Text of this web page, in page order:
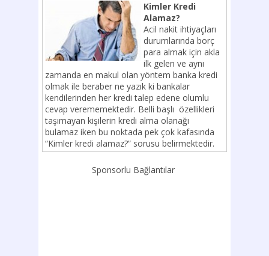
Kimler Kredi
Alamaz?
Acil nakit ihtiyaçları
durumlarında borç
para almak için akla
ilk gelen ve aynı
zamanda en makul olan yöntem banka kredi
olmak ile beraber ne yazık ki bankalar
kendilerinden her kredi talep edene olumlu
cevap verememektedir. Belli başlı özellikleri
taşımayan kişilerin kredi alma olanağı
bulamaz iken bu noktada pek çok kafasında
“Kimler kredi alamaz?” sorusu belirmektedir.
Sponsorlu Bağlantılar